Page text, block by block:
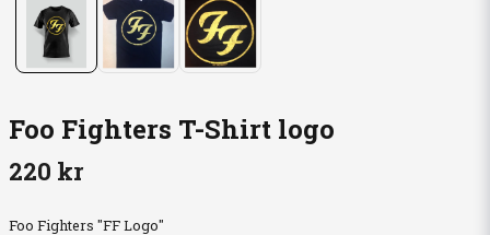
Foo Fighters T-Shirt logo
220 kr
Foo Fighters "FF Logo"